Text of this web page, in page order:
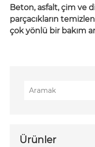
Beton, asfalt, çim ve
parçacıkların
çok yönlü bir bakım
Ürünler